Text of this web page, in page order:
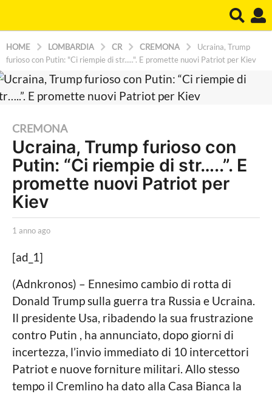
HOME LOMBARDIA CR CREMONA
Ucraina, Trump
furioso con Putin: "Ci riempie di str.....". E promette nuovi Patriot per Kiev
1
a
n
n
o
g
1
a
n
n
o
a
g
o
CREMONA
Ucraina, Trump furioso con
Putin: “Ci riempie di str…..”. E
promette nuovi Patriot per
Kiev
b
e
x
t
e
r
n
a
l
1 anno ago
a
g
[ad_1]
(Adnkronos) – Ennesimo cambio di rotta di
Donald Trump sulla guerra tra Russia e Ucraina.
Il presidente Usa, ribadendo la sua frustrazione
contro Putin , ha annunciato, dopo giorni di
incertezza, l’invio immediato di 10 intercettori
Patriot e nuove forniture militari. Allo stesso
tempo il Cremlino ha dato alla Casa Bianca la